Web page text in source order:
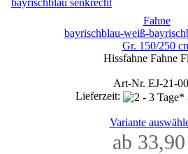
Fahne
bayrischblau-weiß-
Gr. 150/250
Hissfahne Fahne
Art-Nr. EJ-21-
Lieferzeit:
Variante
ab